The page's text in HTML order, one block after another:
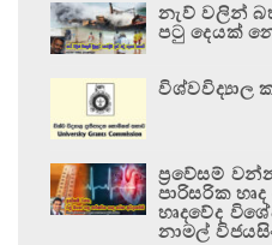
නැව් වලින්
පටු දෙයක්
ප්‍රවේසම්
පාරිසරික
හෘදවේද
නාමල්